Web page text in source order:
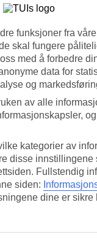
funksjoner fra
skal fungere
med å forbedre
data for
og
av alle
kategorier av
disse innstillingene
Fullstendig
siden:
dine er sikre